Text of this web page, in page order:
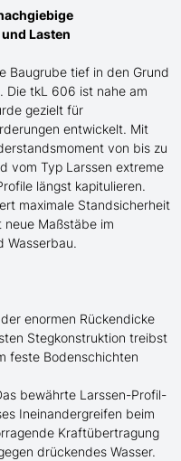
Lasten
Baugrube tief in den Grund
Die tkL 606 ist nahe am
gezielt für
entwickelt. Mit
von bis zu
vom Typ Larssen extreme
längst kapitulieren.
maximale Standsicherheit
Maßstäbe im
Wasserbau.
enormen Rückendicke
Stegkonstruktion treibst
feste Bodenschichten
bewährte Larssen-Profil-
Ineinandergreifen beim
Kraftübertragung
drückendes Wasser.